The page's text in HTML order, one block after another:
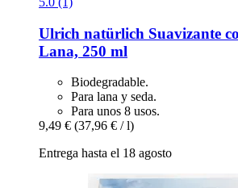
Ulrich natürlich Suavizante
Lana, 250 ml
Biodegradable.
Para lana y seda.
Para unos 8 usos.
9,49 € (37,96 € / l)
Entrega hasta el 18 agosto